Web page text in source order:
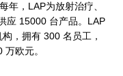
年，LAP为放射治疗、
应 15000 台产品。LAP
，拥有 300 名员工，
欧元。